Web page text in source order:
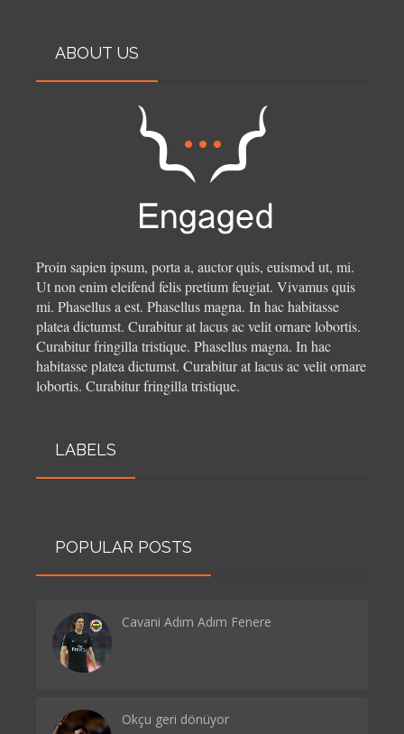
ABOUT US
Proin sapien ipsum, porta a, auctor quis, euismod ut, mi.
Ut non enim eleifend felis pretium feugiat. Vivamus quis
mi. Phasellus a est. Phasellus magna. In hac habitasse
platea dictumst. Curabitur at lacus ac velit ornare lobortis.
Curabitur fringilla tristique. Phasellus magna. In hac
habitasse platea dictumst. Curabitur at lacus ac velit ornare
lobortis. Curabitur fringilla tristique.
LABELS
POPULAR POSTS
Cavani Adım Adım Fenere
Okçu geri dönüyor